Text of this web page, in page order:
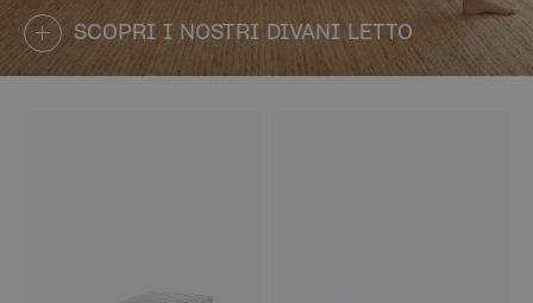
SCOPRI I NOSTRI DIVANI LETTO